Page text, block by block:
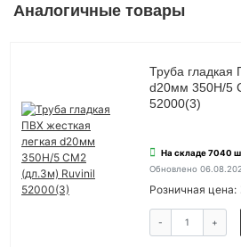
Аналогичные товары
Труба гладкая
d20мм 350Н/5
52000(3)
На складе 7040
Обновлено
Розничная цена:
- +